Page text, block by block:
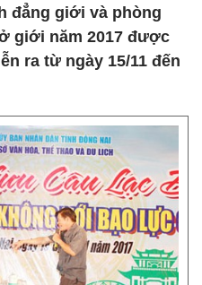
đẳng giới và phòng
giới năm 2017 được
ra từ ngày 15/11 đến